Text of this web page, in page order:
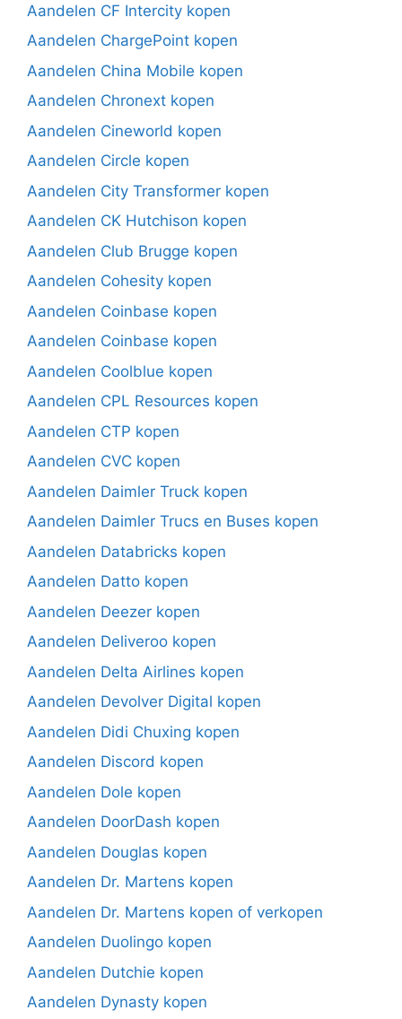
Aandelen CF Intercity kopen
Aandelen ChargePoint kopen
Aandelen China Mobile kopen
Aandelen Chronext kopen
Aandelen Cineworld kopen
Aandelen Circle kopen
Aandelen City Transformer kopen
Aandelen CK Hutchison kopen
Aandelen Club Brugge kopen
Aandelen Cohesity kopen
Aandelen Coinbase kopen
Aandelen Coinbase kopen
Aandelen Coolblue kopen
Aandelen CPL Resources kopen
Aandelen CTP kopen
Aandelen CVC kopen
Aandelen Daimler Truck kopen
Aandelen Daimler Trucs en Buses kopen
Aandelen Databricks kopen
Aandelen Datto kopen
Aandelen Deezer kopen
Aandelen Deliveroo kopen
Aandelen Delta Airlines kopen
Aandelen Devolver Digital kopen
Aandelen Didi Chuxing kopen
Aandelen Discord kopen
Aandelen Dole kopen
Aandelen DoorDash kopen
Aandelen Douglas kopen
Aandelen Dr. Martens kopen
Aandelen Dr. Martens kopen of verkopen
Aandelen Duolingo kopen
Aandelen Dutchie kopen
Aandelen Dynasty kopen